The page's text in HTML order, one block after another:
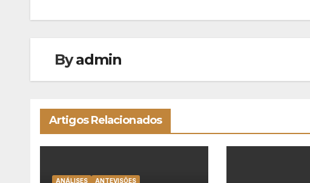
Byadmin
Artigos Relacionados
ANÁLISES ANTEVISÕES